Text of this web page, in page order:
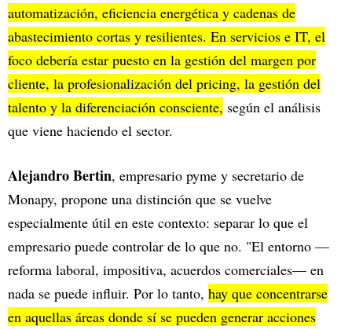
automatización, eficiencia energética y cadenas de
abastecimiento cortas y resilientes. En servicios e IT, el
foco debería estar puesto en la gestión del margen por
cliente, la profesionalización del pricing, la gestión del
talento y la diferenciación consciente, según el análisis
que viene haciendo el sector.
Alejandro Bertin, empresario pyme y secretario de
Monapy, propone una distinción que se vuelve
especialmente útil en este contexto: separar lo que el
empresario puede controlar de lo que no. "El entorno —
reforma laboral, impositiva, acuerdos comerciales— en
nada se puede influir. Por lo tanto, hay que concentrarse
en aquellas áreas donde sí se pueden generar acciones